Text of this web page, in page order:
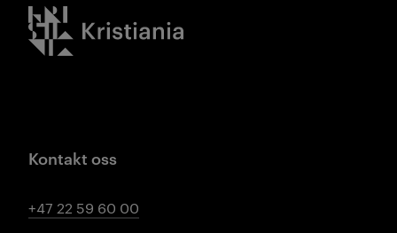
Kristiania logo
Kontakt oss
+47 22 59 60 00